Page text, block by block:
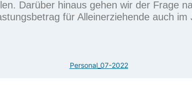
Darüber hinaus gehen wir der Frage
für Alleinerziehende auch im
Personal_07-2022